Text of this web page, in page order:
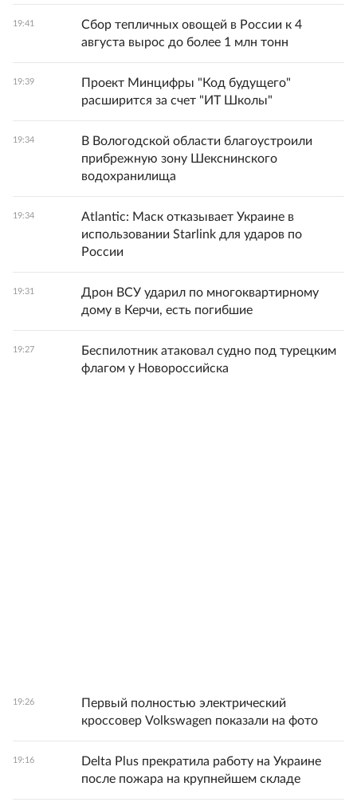
19:41
Сбор тепличных овощей в России к 4
августа вырос до более 1 млн тонн
19:39
Проект Минцифры "Код будущего"
расширится за счет "ИТ Школы"
19:34
В Вологодской области благоустроили
прибрежную зону Шекснинского
водохранилища
19:34
Atlantic: Маск отказывает Украине в
использовании Starlink для ударов по
России
19:31
Дрон ВСУ ударил по многоквартирному
дому в Керчи, есть погибшие
19:27
Беспилотник атаковал судно под турецким
флагом у Новороссийска
19:26
Первый полностью электрический
кроссовер Volkswagen показали на фото
19:16
Delta Plus прекратила работу на Украине
после пожара на крупнейшем складе